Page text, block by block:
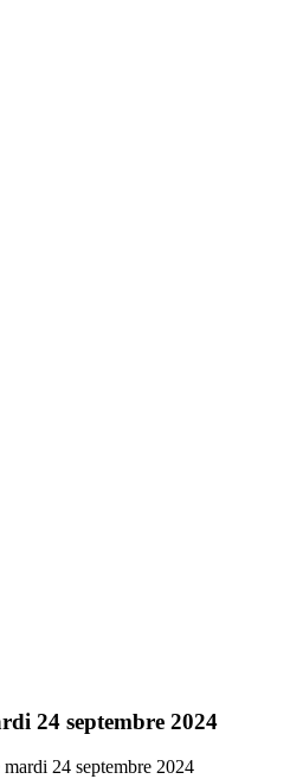
24 septembre 2024
24 septembre 2024